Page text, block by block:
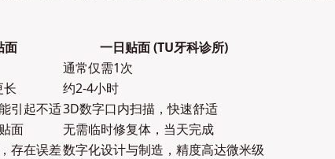
面
一日贴面 (TU牙科诊所)
通常仅需1次
长
约2-4小时
引起不适3D数字口内扫描，快速舒适
面
无需临时修复体，当天完成
存在误差数字化设计与制造，精度高达微米级